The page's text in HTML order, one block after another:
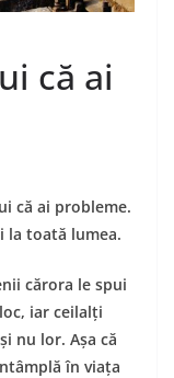
că ai
că ai probleme.
la toată lumea.
cărora le spui
iar ceilalți
nu lor. Așa că
în viața